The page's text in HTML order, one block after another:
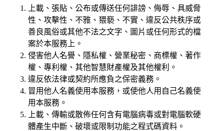
上載、張貼、公布或傳送任何誹謗、侮辱、具威脅
性、攻擊性、不雅、猥褻、不實、違反公共秩序或
善良風俗或其他不法之文字、圖片或任何形式的檔
案於本服務上。
侵害他人名譽、隱私權、營業秘密、商標權、著作
權、專利權、其他智慧財產權及其他權利。
違反依法律或契約所應負之保密義務。
冒用他人名義使用本服務，或使他人用自己名義使
用本服務。
上載、傳輸或散佈任何含有電腦病毒或對電腦軟硬
體產生中斷、破壞或限制功能之程式碼資料。